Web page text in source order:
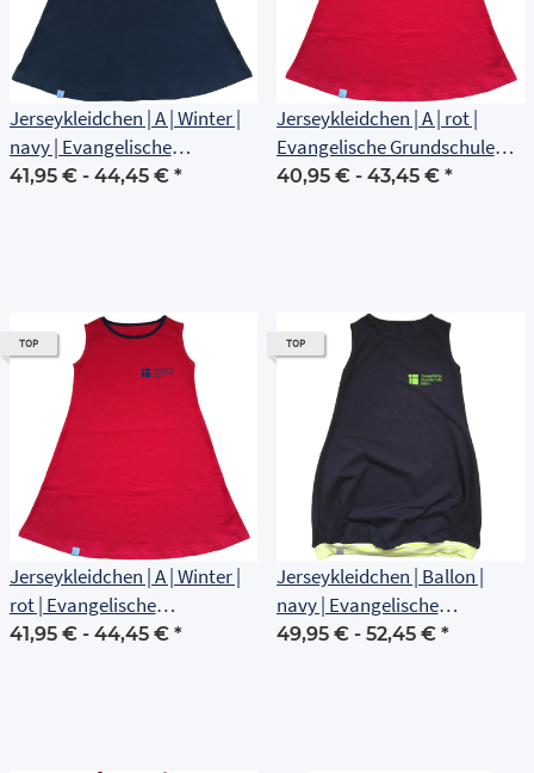
Jerseykleidchen | A | Winter |
navy | Evangelische
Grundschule Erfurt
41,95 € - 44,45 € *
Jerseykleidchen | A | rot |
Evangelische Grundschule
Erfurt
40,95 € - 43,45 € *
TOP
Jerseykleidchen | A | Winter |
rot | Evangelische
Grundschule Erfurt
41,95 € - 44,45 € *
TOP
Jerseykleidchen | Ballon |
navy | Evangelische
Grundschule Erfurt
49,95 € - 52,45 € *